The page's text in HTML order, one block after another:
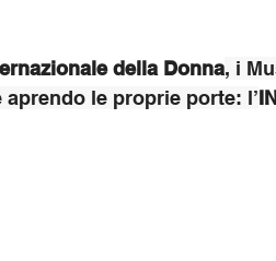
della Donna, i
le proprie porte: l’